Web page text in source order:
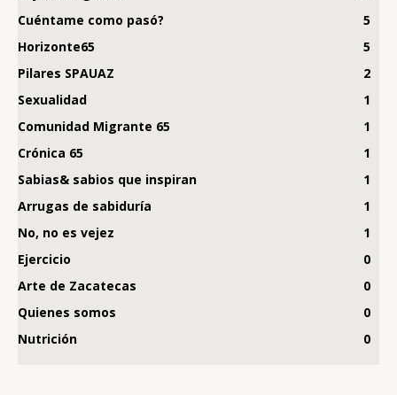
Cuéntame como pasó?
5
Horizonte65
5
Pilares SPAUAZ
2
Sexualidad
1
Comunidad Migrante 65
1
Crónica 65
1
Sabias& sabios que inspiran
1
Arrugas de sabiduría
1
No, no es vejez
1
Ejercicio
0
Arte de Zacatecas
0
Quienes somos
0
Nutrición
0